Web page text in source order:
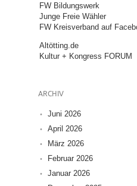
FW Bildungswerk
Junge Freie Wähler
FW Kreisverband auf
Altötting.de
Kultur + Kongress FORUM
ARCHIV
Juni 2026
April 2026
März 2026
Februar 2026
Januar 2026